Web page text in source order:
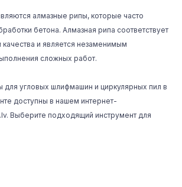
алмазные рипы, которые часто
бетона. Алмазная рипа соответствует
и является незаменимым
сложных работ.
для угловых шлифмашин и циркулярных пил в
доступны в нашем интернет-
. Выберите подходящий инструмент для